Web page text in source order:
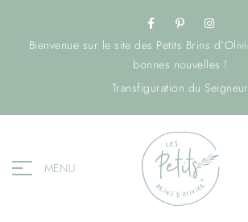
Bienvenue sur le site des Petits Brins
bonnes nouvelles !
Transfiguration du Seigneur
MENU